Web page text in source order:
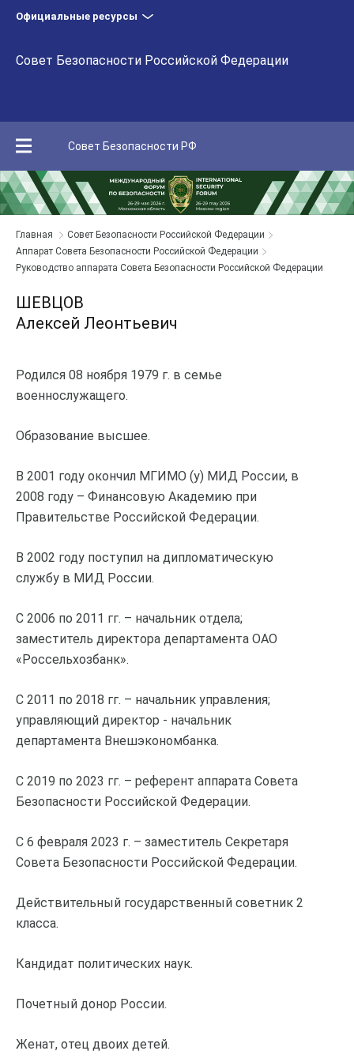
Официальные ресурсы
Совет Безопасности Российской Федерации
Совет Безопасности РФ
Главная
Совет Безопасности Российской Федерации
Аппарат Совета Безопасности Российской Федерации
Руководство аппарата Совета Безопасности Российской Федерации
ШЕВЦОВ
Алексей Леонтьевич
Родился 08 ноября 1979 г. в семье
военнослужащего.
Образование высшее.
В 2001 году окончил МГИМО (у) МИД России, в
2008 году – Финансовую Академию при
Правительстве Российской Федерации.
В 2002 году поступил на дипломатическую
службу в МИД России.
С 2006 по 2011 гг. – начальник отдела;
заместитель директора департамента ОАО
«Россельхозбанк».
С 2011 по 2018 гг. – начальник управления;
управляющий директор - начальник
департамента Внешэкономбанка.
С 2019 по 2023 гг. – референт аппарата Совета
Безопасности Российской Федерации.
С 6 февраля 2023 г. – заместитель Секретаря
Совета Безопасности Российской Федерации.
Действительный государственный советник 2
класса.
Кандидат политических наук.
Почетный донор России.
Женат, отец двоих детей.